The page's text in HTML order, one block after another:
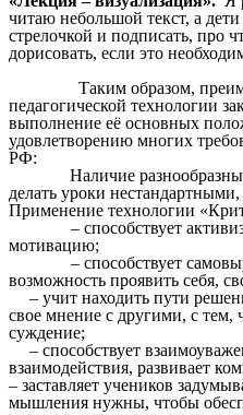
читаю небольшой текст, а
стрелочкой и подписать, про
дорисовать, если это
Таким образом,
педагогической технологии
выполнение её основных
удовлетворению многих
Наличие разнообразных
делать уроки
Применение технологии
– способствует
мотивацию;
– способствует
возможность проявить себя,
– учит находить пути
свое мнение с другими, с тем,
суждение;
– способствует
взаимодействия, развивает
– заставляет учеников
мышления нужны, чтобы